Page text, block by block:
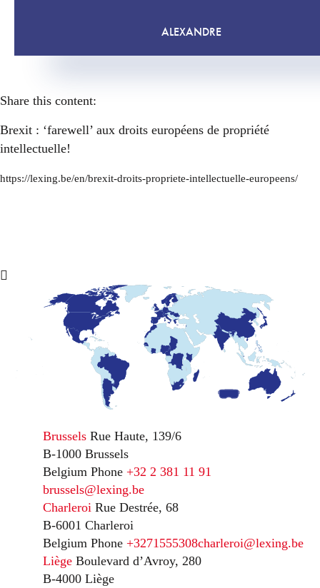
ALEXANDRE
Share this content:
Brexit : ‘farewell’ aux droits européens de propriété
intellectuelle!
https://lexing.be/en/brexit-droits-propriete-intellectuelle-europeens/
Brussels Rue Haute, 139/6
B-1000 Brussels
Belgium Phone +32 2 381 11 91
brussels@lexing.be
Charleroi Rue Destrée, 68
B-6001 Charleroi
Belgium Phone +3271555308charleroi@lexing.be
Liège Boulevard d’Avroy, 280
B-4000 Liège